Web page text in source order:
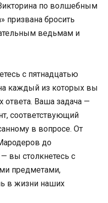
по волшебным
призвана бросить
ведьмам и
с пятнадцатью
каждый из которых вы
Ваша задача —
соответствующий
в вопросе. От
до
вы столкнетесь с
предметами,
в жизни наших